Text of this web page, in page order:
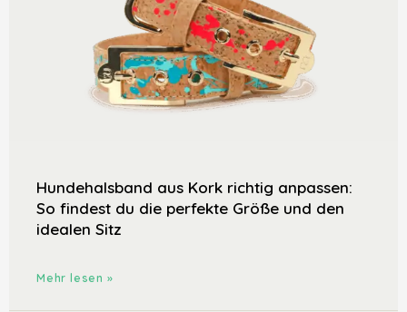
Hundehalsband aus Kork richtig anpassen:
So findest du die perfekte Größe und den
idealen Sitz
Mehr lesen »